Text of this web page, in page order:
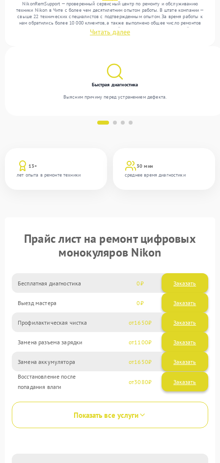
NikonRemSupport — проверенный сервисный центр по ремонту и обслуживанию
техники Nikon в Чите с более чем десятилетним опытом работы. В штате компании —
свыше 22 технических специалистов с подтвержденным опытом. За время работы к
нам обратились более 10 000 клиентов, а также выполнено общее число ремонтов
превысило 12 000. Ежемесячно в сервисный центр поступает от 300 устройств,
включая , , . Мы беремся за задачи любой сложности и предлагаем стабильный
Читать далее
13+
лет опыта в ремонте техники
30 мин
среднее время диагностики
Быстрая диагностика
Выясним причину перед устранением дефекта.
Прайс лист на ремонт цифровых
монокуляров Nikon
Бесплатная диагностика 0 Заказать
Выезд мастера 0 Заказать
Профилактическая чистка 1650
Замена разъема зарядки 1100
Замена аккумулятора 1650
Восстановление после
попадания влаги
3080
Показать все услуги